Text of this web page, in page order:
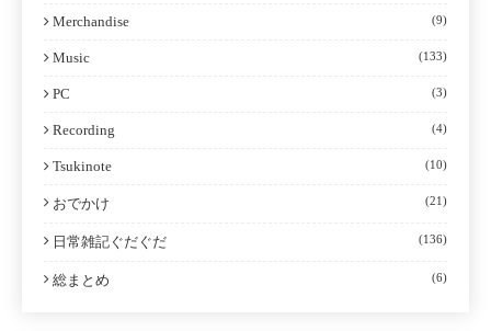
Merchandise (9)
Music (133)
PC (3)
Recording (4)
Tsukinote (10)
おでかけ (21)
日常雑記ぐだぐだ (136)
総まとめ (6)